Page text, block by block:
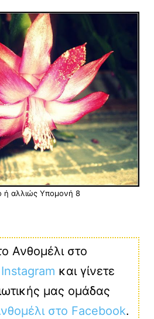
ή αλλιώς Υπομονή 8
Ανθομέλι στο
Instagram και γίνετε
μας ομάδας
στο Facebook.